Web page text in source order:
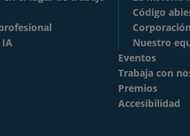
Código
Nuestro
Eventos
Trabaja con
Premios
Accesibilidad